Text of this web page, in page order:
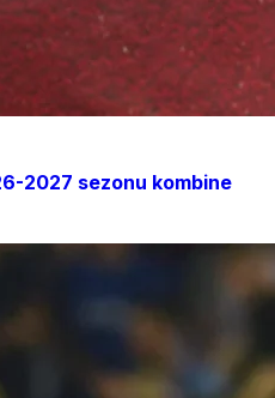
2027 sezonu kombine